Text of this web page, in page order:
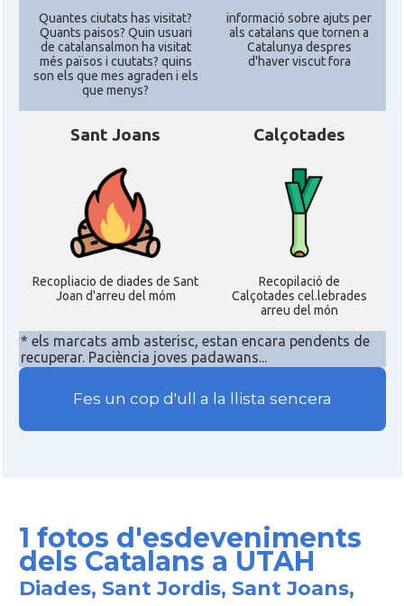
Quantes ciutats has visitat?
Quants paisos? Quin usuari
de catalansalmon ha visitat
més països i cuutats? quins
son els que mes agraden i els
que menys?
informació sobre ajuts per
als catalans que tornen a
Catalunya despres
d'haver viscut fora
Sant Joans
Recopliacio de diades de Sant
Joan d'arreu del móm
Calçotades
Recopilació de
Calçotades cel.lebrades
arreu del món
* els marcats amb asterisc, estan encara pendents de
recuperar. Paciència joves padawans...
Fes un cop d'ull a la llista sencera
1 fotos d'esdeveniments
dels Catalans a UTAH
Diades, Sant Jordis, Sant Joans,